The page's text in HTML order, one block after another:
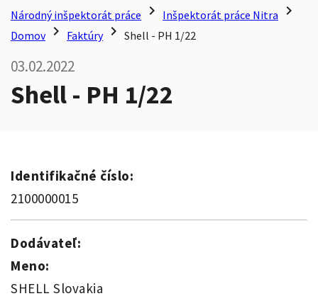
Národný inšpektorát práce chevron_right Inšpektorát práce Nitra chevron_right
Domov chevron_right Faktúry chevron_right Shell - PH 1/22
03.02.2022
Shell - PH 1/22
Identifikačné číslo:
2100000015
Dodávateľ:
Meno:
SHELL Slovakia